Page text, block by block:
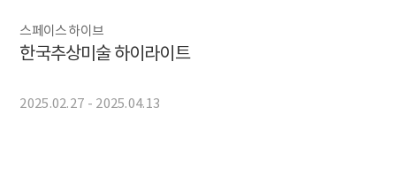
스페이스 하이브
한국추상미술 하이라이트
2025.02.27 - 2025.04.13